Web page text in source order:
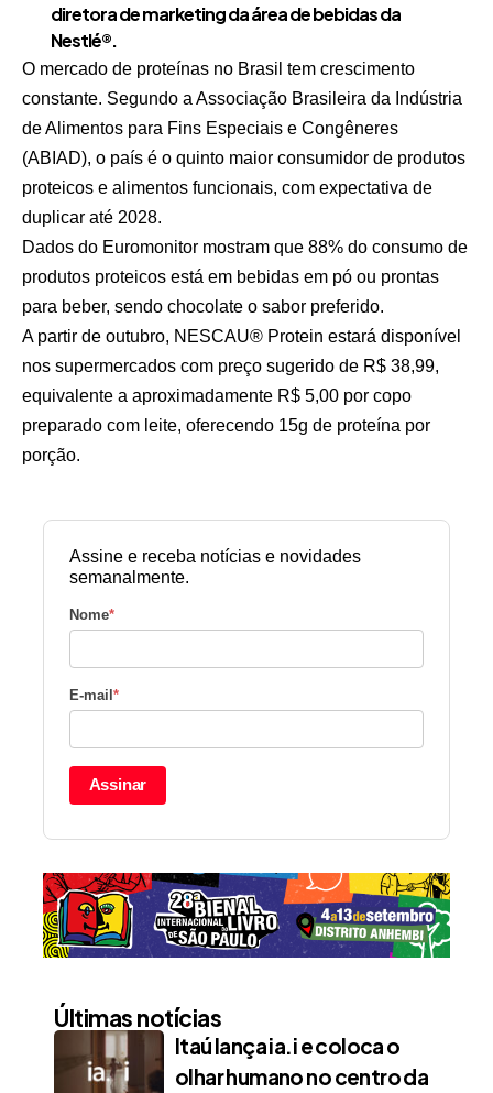
diretora de marketing da área de bebidas da
Nestlé®.
O mercado de proteínas no Brasil tem crescimento
constante. Segundo a Associação Brasileira da Indústria
de Alimentos para Fins Especiais e Congêneres
(ABIAD), o país é o quinto maior consumidor de produtos
proteicos e alimentos funcionais, com expectativa de
duplicar até 2028.
Dados do Euromonitor mostram que 88% do consumo de
produtos proteicos está em bebidas em pó ou prontas
para beber, sendo chocolate o sabor preferido.
A partir de outubro, NESCAU® Protein estará disponível
nos supermercados com preço sugerido de R$ 38,99,
equivalente a aproximadamente R$ 5,00 por copo
preparado com leite, oferecendo 15g de proteína por
porção.
Assine e receba notícias e novidades
semanalmente.
Nome*
E-mail *
Assinar
Últimas notícias
Itaú lança ia.i e coloca o
olhar humano no centro da